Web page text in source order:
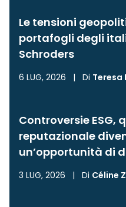
Le tensioni
portafogli degli
Schroders
6 LUG, 2026 | Di Teresa
Controversie ESG,
reputazionale
un’opportunità di
3 LUG, 2026 | Di Céline